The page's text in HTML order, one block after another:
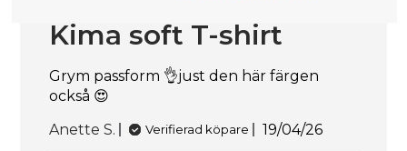
Kima soft T-shirt
Grym passform 👌just den här färgen
också 😍
Anette S.
Verifierad köpare 19/04/26